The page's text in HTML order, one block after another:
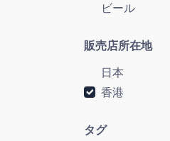
ビール
販売店所在地
日本
香港
タグ